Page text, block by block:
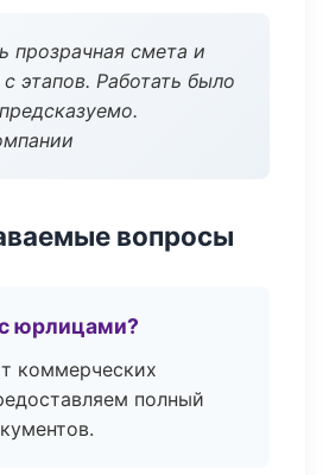
прозрачная смета и
этапов. Работать было
вопросы
юрлицами?
коммерческих
полный